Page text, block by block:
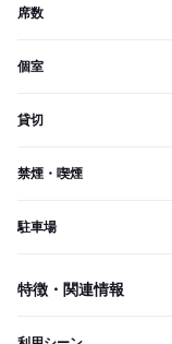
席数
個室
貸切
禁煙・喫煙
駐車場
特徴・関連情報